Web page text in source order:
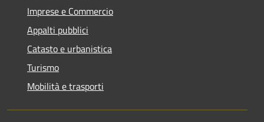
Imprese e Commercio
Appalti pubblici
Catasto e urbanistica
Turismo
Mobilità e trasporti